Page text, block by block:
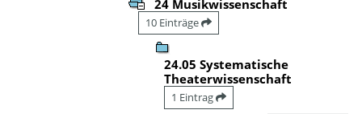
24 Musikwissenschaft
10 Einträge
24.05 Systematische
Theaterwissenschaft
1 Eintrag